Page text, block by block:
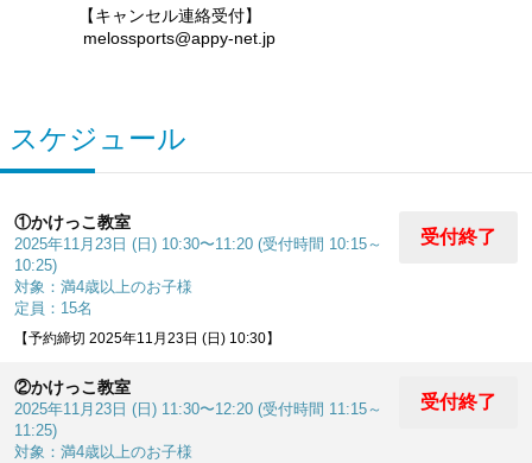
【キャンセル連絡受付】
melossports@appy-net.jp
スケジュール
①かけっこ教室
2025年11月23日 (日) 10:30〜11:20 (受付時間 10:15～
10:25)
対象：満4歳以上のお子様
定員：15名
受付終了
【予約締切 2025年11月23日 (日) 10:30】
②かけっこ教室
2025年11月23日 (日) 11:30〜12:20 (受付時間 11:15～
11:25)
対象：満4歳以上のお子様
受付終了